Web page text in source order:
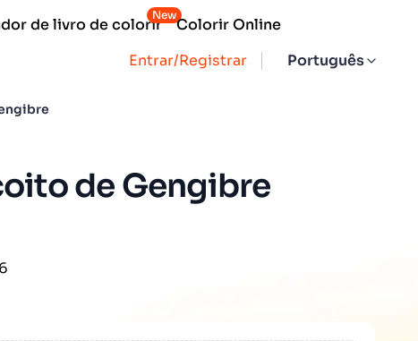
Entrar/Registrar Português
de livro de colorir
New
Colorir Online
de Gengibre